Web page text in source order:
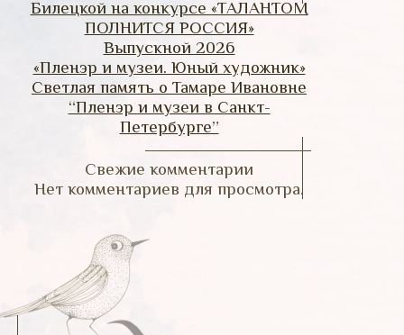
Билецкой на конкурсе «ТАЛАНТОМ
ПОЛНИТСЯ РОССИЯ»
Выпускной 2026
«Пленэр и музеи. Юный художник»
Светлая память о Тамаре Ивановне
“Пленэр и музеи в Санкт-
Петербурге”
Свежие комментарии
Нет комментариев для просмотра.